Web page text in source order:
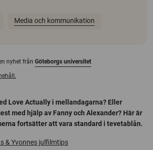
Media och kommunikation
nyhet från Göteborgs universitet
Love Actually i mellandagarna? Eller
med hjälp av Fanny och Alexander? Här är
fortsätter att vara standard i tevetablån.
& Yvonnes julfilmtips